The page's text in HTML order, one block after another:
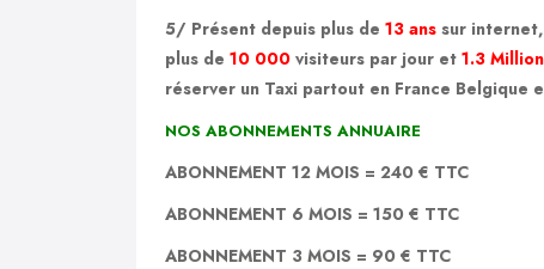
5/ Présent depuis plus de 13 ans sur
plus de 10 000 visiteurs par jour et 1.3 Million
réserver un Taxi partout en France Belgique
NOS ABONNEMENTS ANNUAIRE
ABONNEMENT 12 MOIS = 240 € TTC
ABONNEMENT 6 MOIS = 150 € TTC
ABONNEMENT 3 MOIS = 90 € TTC